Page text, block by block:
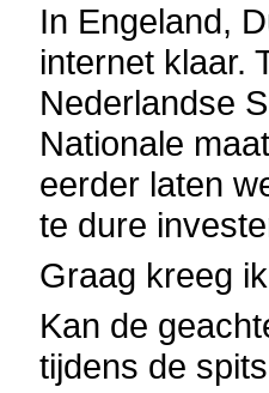
In Engeland,
internet klaar.
Nederlandse
Nationale
eerder laten
te dure
Graag kreeg
Kan de
tijdens de